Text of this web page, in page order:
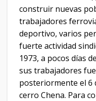
construir nuevas
trabajadores
deportivo, varios
fuerte actividad
1973, a pocos días
sus trabajadores
posteriormente el 6
cerro Chena. Para